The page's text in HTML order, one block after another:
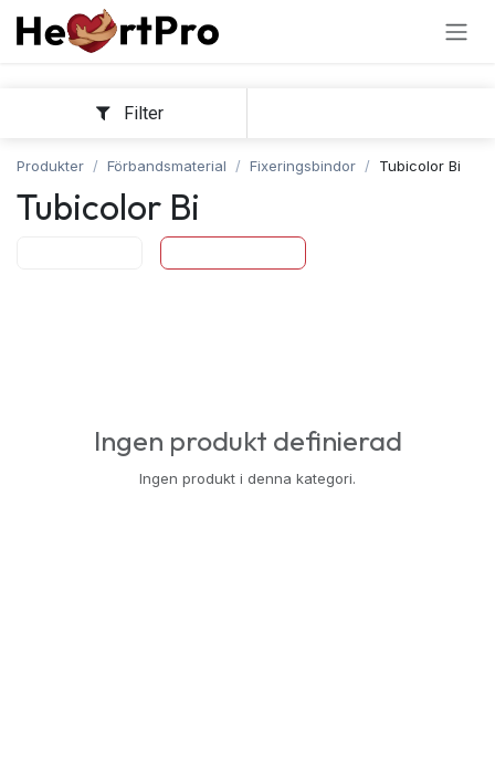
Hoppa till innehållet
Filter
Produkter Förbandsmaterial Fixeringsbindor Tubicolor Bi
Tubicolor Bi
Ingen produkt definierad
Ingen produkt i denna kategori.